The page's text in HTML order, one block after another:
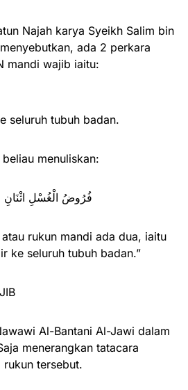
Najah karya Syeikh Salim bin
ada 2 perkara
mandi wajib iaitu:
seluruh tubuh badan.
menuliskan:
فُرُوضُ الْغُسْلِ اثْنَانِ
rukun mandi ada dua, iaitu
ke seluruh tubuh badan.”
Al-Bantani Al-Jawi dalam
menerangkan tatacara
rukun tersebut.